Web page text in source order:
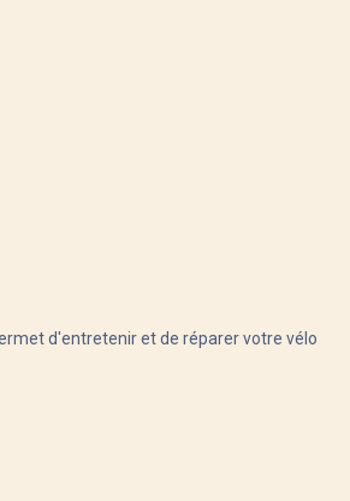
d'entretenir et de réparer votre vélo